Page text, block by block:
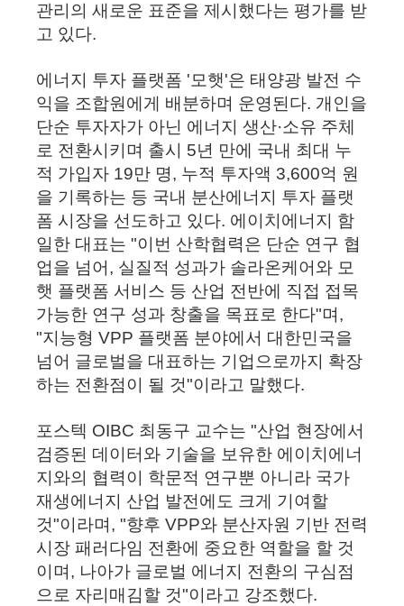
관리의 새로운 표준을 제시했다는 평가를 받
고 있다.
에너지 투자 플랫폼 '모햇'은 태양광 발전 수
익을 조합원에게 배분하며 운영된다. 개인을
단순 투자자가 아닌 에너지 생산·소유 주체
로 전환시키며 출시 5년 만에 국내 최대 누
적 가입자 19만 명, 누적 투자액 3,600억 원
을 기록하는 등 국내 분산에너지 투자 플랫
폼 시장을 선도하고 있다. 에이치에너지 함
일한 대표는 "이번 산학협력은 단순 연구 협
업을 넘어, 실질적 성과가 솔라온케어와 모
햇 플랫폼 서비스 등 산업 전반에 직접 접목
가능한 연구 성과 창출을 목표로 한다"며,
"지능형 VPP 플랫폼 분야에서 대한민국을
넘어 글로벌을 대표하는 기업으로까지 확장
하는 전환점이 될 것"이라고 말했다.
포스텍 OIBC 최동구 교수는 "산업 현장에서
검증된 데이터와 기술을 보유한 에이치에너
지와의 협력이 학문적 연구뿐 아니라 국가
재생에너지 산업 발전에도 크게 기여할
것"이라며, "향후 VPP와 분산자원 기반 전력
시장 패러다임 전환에 중요한 역할을 할 것
이며, 나아가 글로벌 에너지 전환의 구심점
으로 자리매김할 것"이라고 강조했다.